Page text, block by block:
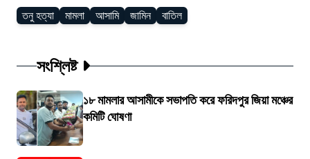
তনু হত্যা মামলা আসামি জামিন বাতিল
সংশ্লিষ্ট
১৮ মামলার আসামীকে সভাপতি করে ফরিদপুর জিয়া মঞ্চের
কমিটি ঘোষণা